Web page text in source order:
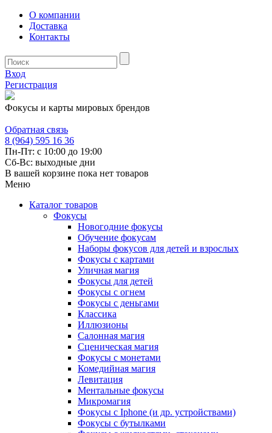
О компании
Доставка
Контакты
Вход
Регистрация
Фокусы и карты мировых брендов
Обратная связь
8 (964) 595 16 36
Пн-Пт: с 10:00 до 19:00
Сб-Вс: выходные дни
В вашей корзине пока нет товаров
Меню
Каталог товаров
Фокусы
Новогодние фокусы
Обучение фокусам
Наборы фокусов для детей и взрослых
Фокусы с картами
Уличная магия
Фокусы для детей
Фокусы с огнем
Фокусы с деньгами
Классика
Иллюзионы
Салонная магия
Сценическая магия
Фокусы с монетами
Комедийная магия
Левитация
Ментальные фокусы
Микромагия
Фокусы с Iphone (и др. устройствами)
Фокусы с бутылками